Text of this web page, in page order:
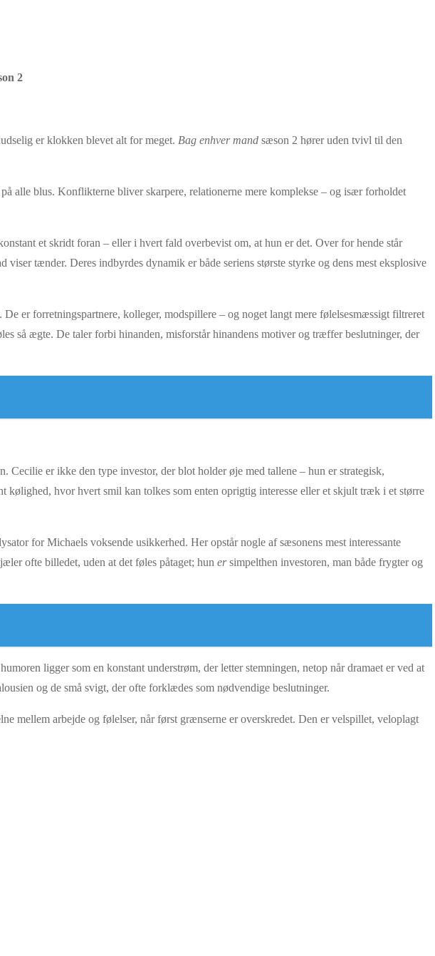
2
er klokken blevet alt for meget. Bag enhver mand sæson 2 hører uden tvivl til den
alle blus. Konflikterne bliver skarpere, relationerne mere komplekse – og især forholdet
et skridt foran – eller i hvert fald overbevist om, at hun er det. Over for hende står
tænder. Deres indbyrdes dynamik er både seriens største styrke og dens mest eksplosive
er forretningspartnere, kolleger, modspillere – og noget langt mere følelsesmæssigt filtreret
så ægte. De taler forbi hinanden, misforstår hinandens motiver og træffer beslutninger, der
er ikke den type investor, der blot holder øje med tallene – hun er strategisk,
hvor hvert smil kan tolkes som enten oprigtig interesse eller et skjult træk i et større
for Michaels voksende usikkerhed. Her opstår nogle af sæsonens mest interessante
ofte billedet, uden at det føles påtaget; hun ersimpelthen investoren, man både frygter og
ligger som en konstant understrøm, der letter stemningen, netop når dramaet er ved at
og de små svigt, der ofte forklædes som nødvendige beslutninger.
mellem arbejde og følelser, når først grænserne er overskredet. Den er velspillet, veloplagt